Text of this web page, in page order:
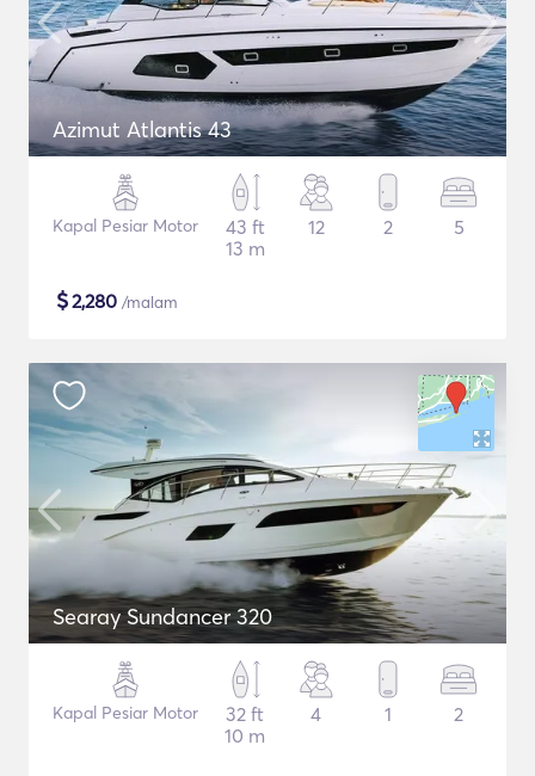
Azimut Atlantis 43
Kapal Pesiar Motor
43 ft
13 m
12 2 5
$2,280 /malam
Searay Sundancer 320
Kapal Pesiar Motor
32 ft
10 m
4 1 2